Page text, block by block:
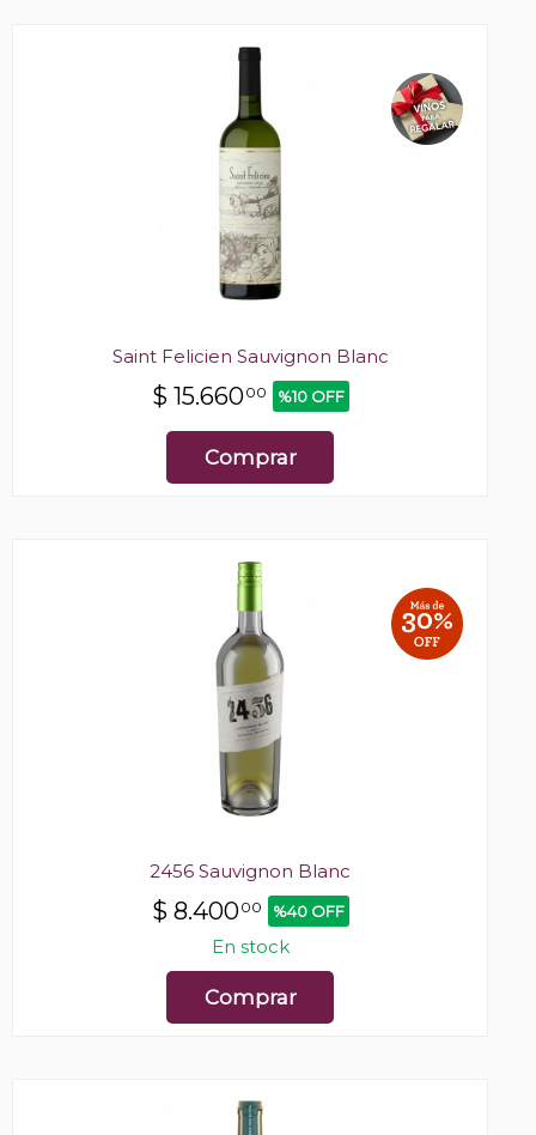
Saint Felicien Sauvignon Blanc
$ 15.66000 %10 OFF
Comprar
2456 Sauvignon Blanc
$ 8.40000 %40 OFF
En stock
Comprar